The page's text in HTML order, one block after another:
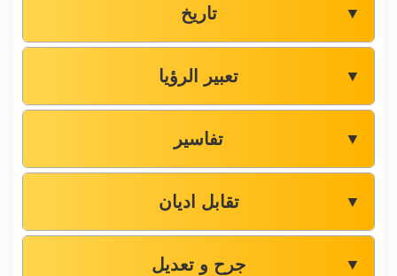
تاریخ ▼
تعبیر الرؤیا ▼
تفاسیر ▼
تقابل ادیان ▼
جرح و تعدیل ▼